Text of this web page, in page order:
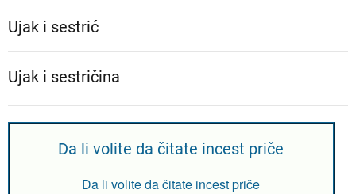
Ujak i sestrić
Ujak i sestričina
Da li volite da čitate incest priče
Da li volite da čitate incest priče